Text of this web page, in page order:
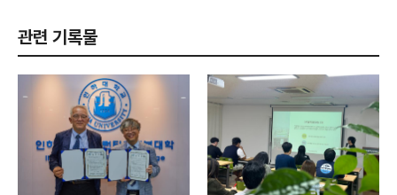
관련 기록물